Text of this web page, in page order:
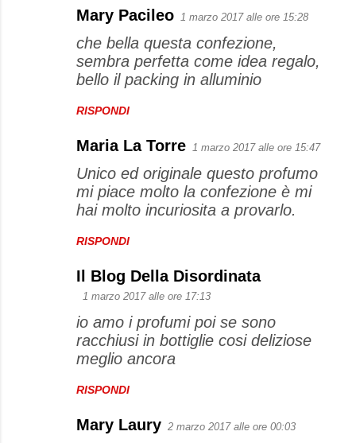
Mary Pacileo 1 marzo 2017 alle ore 15:28
che bella questa confezione,
sembra perfetta come idea regalo,
bello il packing in alluminio
RISPONDI
Maria La Torre 1 marzo 2017 alle ore 15:47
Unico ed originale questo profumo
mi piace molto la confezione è mi
hai molto incuriosita a provarlo.
RISPONDI
Il Blog Della Disordinata
1 marzo 2017 alle ore 17:13
io amo i profumi poi se sono
racchiusi in bottiglie cosi deliziose
meglio ancora
RISPONDI
Mary Laury 2 marzo 2017 alle ore 00:03